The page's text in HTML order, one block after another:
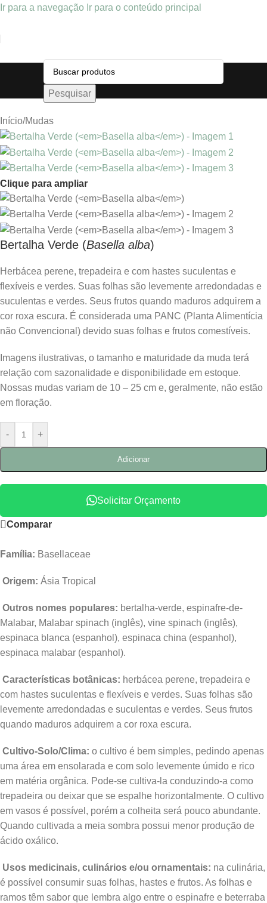
Ir para a navegação Ir para o conteúdo principal
Pesquisar
Início/Mudas
Clique para ampliar
Bertalha Verde (Basella alba)
Herbácea perene, trepadeira e com hastes suculentas e
flexíveis e verdes. Suas folhas são levemente arredondadas e
suculentas e verdes. Seus frutos quando maduros adquirem a
cor roxa escura. É considerada uma PANC (Planta Alimentícia
não Convencional) devido suas folhas e frutos comestíveis.
Imagens ilustrativas, o tamanho e maturidade da muda terá
relação com sazonalidade e disponibilidade em estoque.
Nossas mudas variam de 10 – 25 cm e, geralmente, não estão
em floração.
- +
Adicionar
Solicitar Orçamento
Comparar
Família: Basellaceae
Origem: Ásia Tropical
Outros nomes populares: bertalha-verde, espinafre-de-
Malabar, Malabar spinach (inglês), vine spinach (inglês),
espinaca blanca (espanhol), espinaca china (espanhol),
espinaca malabar (espanhol).
Características botânicas: herbácea perene, trepadeira e
com hastes suculentas e flexíveis e verdes. Suas folhas são
levemente arredondadas e suculentas e verdes. Seus frutos
quando maduros adquirem a cor roxa escura.
Cultivo-Solo/Clima: o cultivo é bem simples, pedindo apenas
uma área em ensolarada e com solo levemente úmido e rico
em matéria orgânica. Pode-se cultiva-la conduzindo-a como
trepadeira ou deixar que se espalhe horizontalmente. O cultivo
em vasos é possível, porém a colheita será pouco abundante.
Quando cultivada a meia sombra possui menor produção de
ácido oxálico.
Usos medicinais, culinários e/ou ornamentais: na culinária,
é possível consumir suas folhas, hastes e frutos. As folhas e
ramos têm sabor que lembra algo entre o espinafre e beterraba